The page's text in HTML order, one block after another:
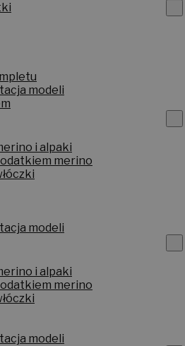
modeli
i alpaki
merino
modeli
i alpaki
merino
modeli